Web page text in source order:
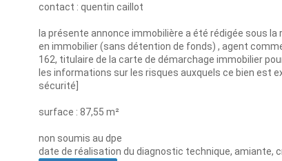
contact : quentin caillot
la présente annonce immobilière a été rédigée sous
en immobilier (sans détention de fonds) , agent
162, titulaire de la carte de démarchage immobilier
les informations sur les risques auxquels ce bien est
sécurité]
surface : 87,55 m²
non soumis au dpe
date de réalisation du diagnostic technique, amiante,